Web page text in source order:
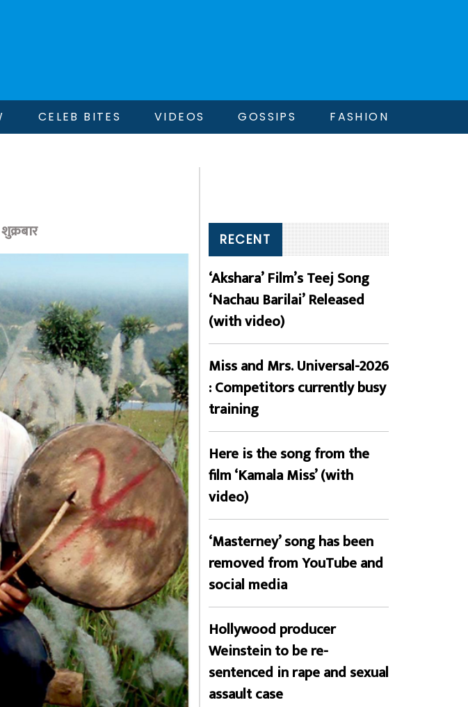
CELEB BITES VIDEOS GOSSIPS FASHION
RECENT
‘Akshara’ Film’s Teej Song
‘Nachau Barilai’ Released
(with video)
Miss and Mrs. Universal-2026
: Competitors currently busy
training
Here is the song from the
film ‘Kamala Miss’ (with
video)
‘Masterney’ song has been
removed from YouTube and
social media
Hollywood producer
Weinstein to be re-
sentenced in rape and sexual
assault case